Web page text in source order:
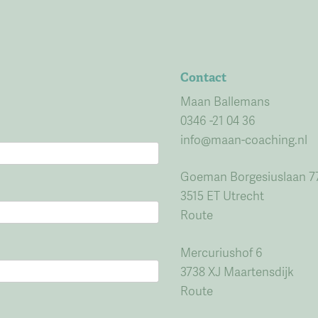
Contact
Maan Ballemans
0346 -21 04 36
info@maan-coaching.nl
Goeman Borgesiuslaan
3515 ET Utrecht
Route
Mercuriushof 6
3738 XJ Maartensdijk
Route